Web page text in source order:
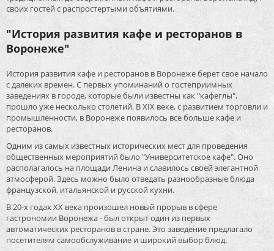
своих гостей с распростертыми объятиями.
"История развития кафе и ресторанов в
Воронеже"
История развития кафе и ресторанов в Воронеже берет свое начало
с далеких времен. С первых упоминаний о гостеприимных
заведениях в городе, которые были известны как "кафеглы",
прошло уже несколько столетий. В XIX веке, с развитием торговли и
промышленности, в Воронеже появилось все больше кафе и
ресторанов.
Одним из самых известных исторических мест для проведения
общественных мероприятий было "Университетское кафе". Оно
располагалось на площади Ленина и славилось своей элегантной
атмосферой. Здесь можно было отведать разнообразные блюда
французской, итальянской и русской кухни.
В 20-х годах XX века произошел новый прорыв в сфере
гастрономии Воронежа - был открыт один из первых
автоматических ресторанов в стране. Это заведение предлагало
посетителям самообслуживание и широкий выбор блюд.